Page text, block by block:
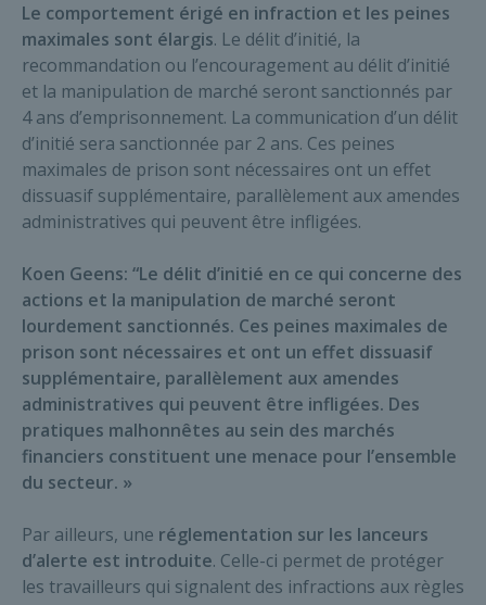
Le comportement érigé en infraction et les peines
maximales sont élargis. Le délit d’initié, la
recommandation ou l’encouragement au délit d’initié
et la manipulation de marché seront sanctionnés par
4 ans d’emprisonnement. La communication d’un délit
d’initié sera sanctionnée par 2 ans. Ces peines
maximales de prison sont nécessaires ont un effet
dissuasif supplémentaire, parallèlement aux amendes
administratives qui peuvent être infligées.
Koen Geens: “Le délit d’initié en ce qui concerne des
actions et la manipulation de marché seront
lourdement sanctionnés. Ces peines maximales de
prison sont nécessaires et ont un effet dissuasif
supplémentaire, parallèlement aux amendes
administratives qui peuvent être infligées. Des
pratiques malhonnêtes au sein des marchés
financiers constituent une menace pour l’ensemble
du secteur. »
Par ailleurs, une réglementation sur les lanceurs
d’alerte est introduite. Celle-ci permet de protéger
les travailleurs qui signalent des infractions aux règles